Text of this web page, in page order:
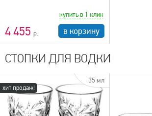
4 455
купить в 1 клик
в корзину
СТОПКИ ДЛЯ ВОДКИ
хит продаж!
35 мл